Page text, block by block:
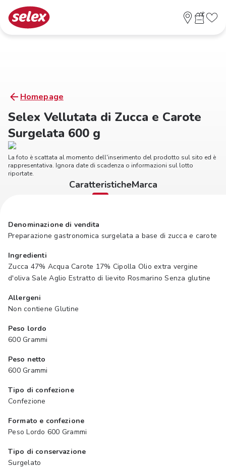
Homepage
Selex Vellutata di Zucca e Carote
Surgelata 600 g
La foto è scattata al momento dell'inserimento del prodotto sul sito ed è
rappresentativa. Ignora date di scadenza o informazioni sul lotto
riportate.
CaratteristicheMarca
Denominazione di vendita
Preparazione gastronomica surgelata a base di zucca e carote
Ingredienti
Zucca 47% Acqua Carote 17% Cipolla Olio extra vergine
d'oliva Sale Aglio Estratto di lievito Rosmarino Senza glutine
Allergeni
Non contiene Glutine
Peso lordo
600 Grammi
Peso netto
600 Grammi
Tipo di confezione
Confezione
Formato e confezione
Peso Lordo 600 Grammi
Tipo di conservazione
Surgelato